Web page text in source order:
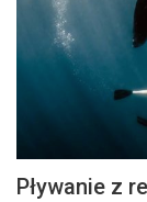
Pływanie z